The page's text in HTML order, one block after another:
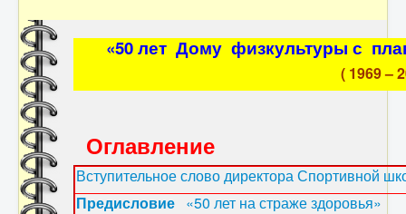
«50 лет Дому физкультуры с
( 1969 –
Оглавление
Вступительное слово директора Спортивной
Предисловие «50 лет на страже здоровья»